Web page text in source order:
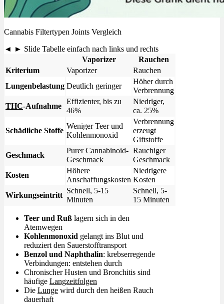
Cannabis Filtertypen Joints Vergleich
◄ ► Slide Tabelle einfach nach links und rechts
Vaporizer
Rauchen
Kriterium
Vaporizer
Rauchen
Lungenbelastung Deutlich geringer
Höher durch
Verbrennung
THC-Aufnahme
Effizienter, bis zu
46%
Niedriger,
ca. 25%
Schädliche Stoffe
Weniger Teer und
Kohlenmonoxid
Verbrennung
erzeugt
Giftstoffe
Geschmack
PurerCannabinoid-
Geschmack
Rauchiger
Geschmack
Kosten
Höhere
Anschaffungskosten
Niedrigere
Kosten
Wirkungseintritt
Schnell, 5-15
Minuten
Schnell, 5-
15 Minuten
Teer und Ruß lagern sich in den
Atemwegen
Kohlenmonoxid gelangt ins Blut und
reduziert den Sauerstofftransport
Benzol und Naphthalin: krebserregende
Verbindungen: entstehen durch
Chronischer Husten und Bronchitis sind
häufige Langzeitfolgen
Die Lunge wird durch den heißen Rauch
dauerhaft